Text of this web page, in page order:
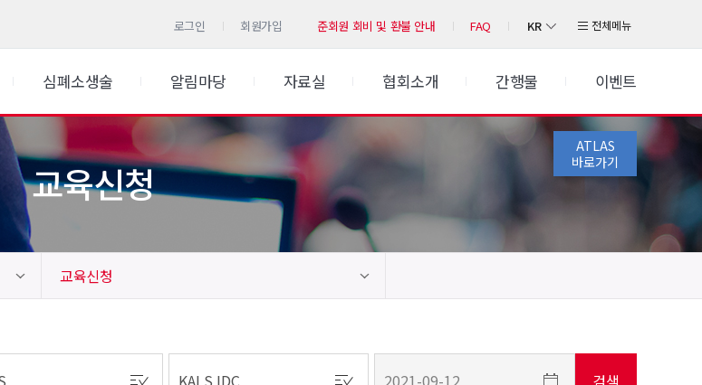
로그인 회원가입 준회원 회비 및 환불 안내 FAQ KR 전체메뉴
심폐소생술 알림마당 자료실 협회소개 간행물 이벤트
ATLAS
바로가기
교육신청
교육신청